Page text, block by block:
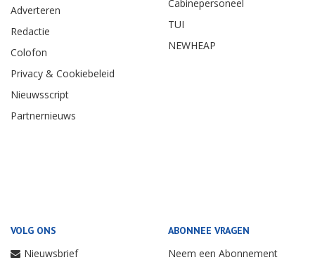
Adverteren
Redactie
Colofon
Privacy & Cookiebeleid
Nieuwsscript
Partnernieuws
Cabinepersoneel
TUI
NEWHEAP
VOLG ONS
Nieuwsbrief
ABONNEE VRAGEN
Neem een Abonnement